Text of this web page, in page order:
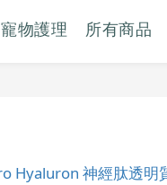
寵物護理 所有商品